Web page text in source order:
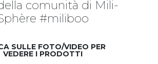
comunità di Mili-
#miliboo
SULLE FOTO/VIDEO PER
VEDERE I PRODOTTI